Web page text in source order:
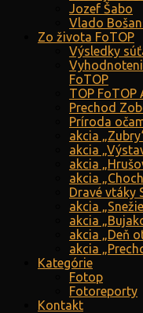
Jozef Šabo
Vlado
Zo života FoTOP
Výsledky
FoTOP
TOP
Prechod
Príroda
akcia
akcia
akcia
akcia
Dravé vtáky
akcia
akcia
akcia „Deň
akcia
Kategórie
Fotop
Fotoreporty
Kontakt